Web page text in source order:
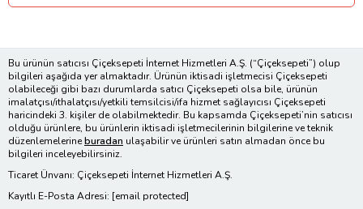
Bu ürünün satıcısı Çiçeksepeti İnternet Hizmetleri A.Ş. (“Çiçeksepeti”) olup
bilgileri aşağıda yer almaktadır. Ürünün iktisadi işletmecisi Çiçeksepeti
olabileceği gibi bazı durumlarda satıcı Çiçeksepeti olsa bile, ürünün
imalatçısı/ithalatçısı/yetkili temsilcisi/ifa hizmet sağlayıcısı Çiçeksepeti
haricindeki 3. kişiler de olabilmektedir. Bu kapsamda Çiçeksepeti’nin satıcısı
olduğu ürünlere, bu ürünlerin iktisadi işletmecilerinin bilgilerine ve teknik
düzenlemelerineburadan ulaşabilir ve ürünleri satın almadan önce bu
bilgileri inceleyebilirsiniz.
Ticaret Ünvanı: Çiçeksepeti İnternet Hizmetleri A.Ş.
Kayıtlı E-Posta Adresi: [email protected]